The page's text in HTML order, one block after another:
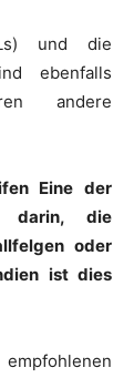
und die
ebenfalls
andere
Eine der
darin, die
oder
ist dies